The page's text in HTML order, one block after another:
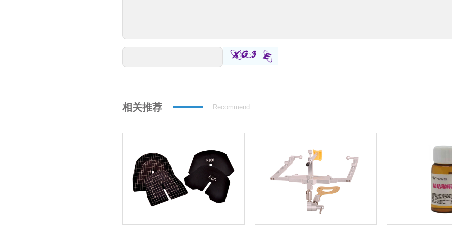
相关推荐 Recommend